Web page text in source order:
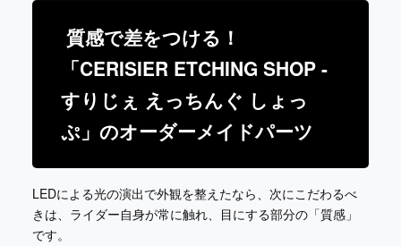
質感で差をつける！
「CERISIER ETCHING SHOP -
すりじぇ えっちんぐ しょっ
ぷ」のオーダーメイドパーツ
LEDによる光の演出で外観を整えたなら、次にこだわるべ
きは、ライダー自身が常に触れ、目にする部分の「質感」
です。